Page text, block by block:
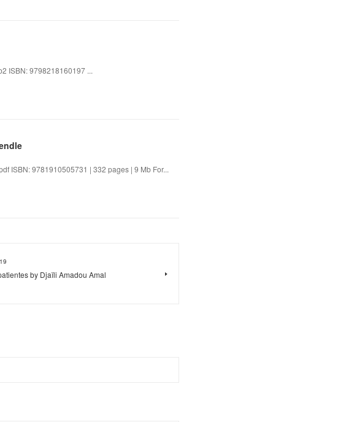
ISBN: 9798218160197 ...
ISBN: 9781910505731 | 332 pages | 9 Mb For...
by Djaïli Amadou Amal